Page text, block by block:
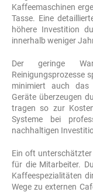
Kaffeemaschinen
Tasse. Eine
höhere Investition
innerhalb weniger
Der geringe
Reinigungsprozesse
minimiert auch das
Geräte überzeugen
tragen so zur
Systeme bei
nachhaltigen
Ein oft
für die Mitarbeiter.
Kaffeespezialitäten
Wege zu externen